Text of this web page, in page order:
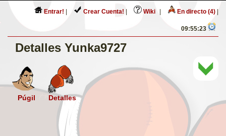
Entrar! Crear Cuenta! Wiki En directo (4)
09:55:23
Detalles Yunka9727
Púgil Detalles